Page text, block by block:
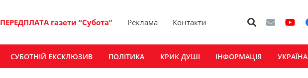
ПЕРЕДПЛАТА газети “Субота” Реклама Контакти
СУБОТНІЙ ЕКСКЛЮЗИВ ПОЛІТИКА КРИК ДУШІ ІНФОРМАЦІЯ УКРАЇНА